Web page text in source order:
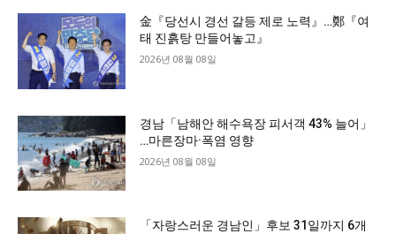
金『당선시 경선 갈등 제로 노력』…鄭『여
태 진흙탕 만들어놓고』
2026년 08월 08일
경남「남해안 해수욕장 피서객 43% 늘어」
…마른장마·폭염 영향
2026년 08월 08일
「자랑스러운 경남인」후보 31일까지 6개